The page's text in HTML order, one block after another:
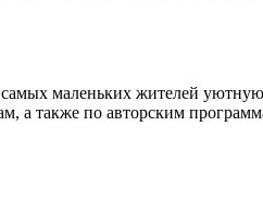
самых маленьких жителей
а также по авторским